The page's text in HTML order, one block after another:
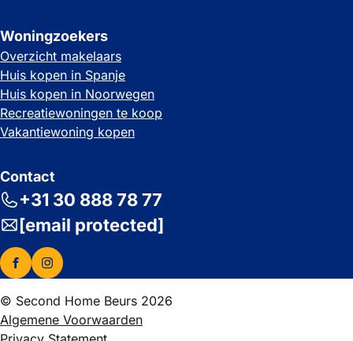
Woningzoekers
Overzicht makelaars
Huis kopen in Spanje
Huis kopen in Noorwegen
Recreatiewoningen te koop
Vakantiewoning kopen
Contact
+31 30 888 78 77
[email protected]
© Second Home Beurs 2026
Algemene Voorwaarden